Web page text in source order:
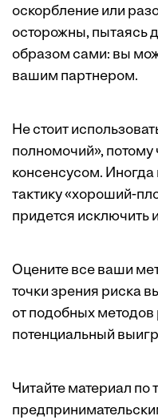
оскорбление или
осторожны, пытаясь
образом сами: вы
вашим партнером.
Не стоит
полномочий»,
консенсусом.
тактику «хороший-
придется исключить
Оцените все ваши
точки зрения риска
от подобных
потенциальный
Читайте материал по